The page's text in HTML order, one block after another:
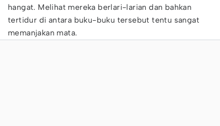
hangat. Melihat mereka berlari-larian dan bahkan
tertidur di antara buku-buku tersebut tentu sangat
memanjakan mata.